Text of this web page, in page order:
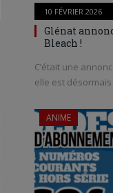
10 FÉVRIER 2026
Glénat
Bleach !
C’était une
elle est
ANIME